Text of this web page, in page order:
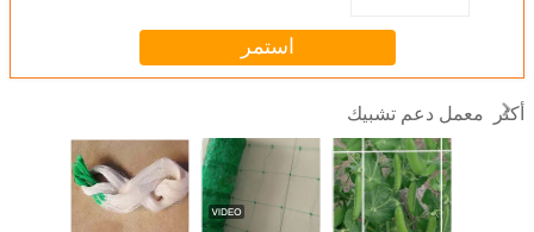
دعم تشبيك